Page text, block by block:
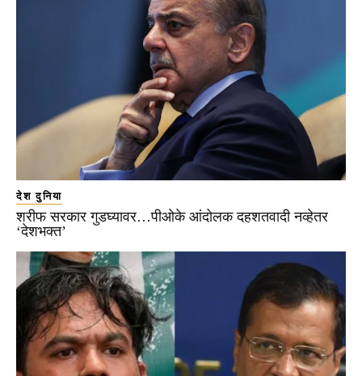
देश दुनिया
शरीफ सरकार गुडघ्यावर…पीओके आंदोलक दहशतवादी नव्हेतर
‘देशभक्त’